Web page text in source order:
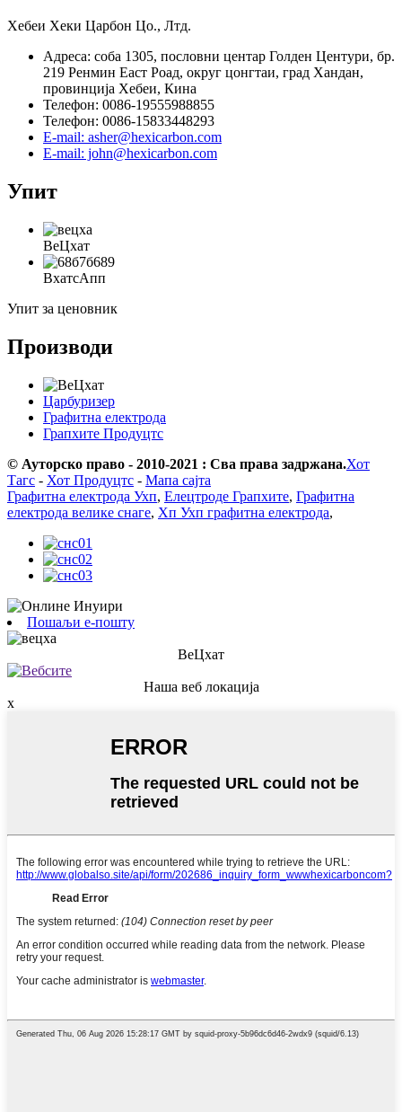
Хебеи Хеки Царбон Цо., Лтд.
Адреса: соба 1305, пословни центар Голден Центури, бр.
219 Ренмин Еаст Роад, округ цонгтаи, град Хандан,
провинција Хебеи, Кина
Телефон: 0086-19555988855
Телефон: 0086-15833448293
E-mail: asher@hexicarbon.com
E-mail: john@hexicarbon.com
Упит
ВеЦхат
ВхатсАпп
Упит за ценовник
Производи
Царбуризер
Графитна електрода
Грапхите Продуцтс
© Ауторско право - 2010-2021 : Сва права задржана.Хот
Тагс - Хот Продуцтс - Мапа сајта
Графитна електрода Ухп, Елецтроде Грапхите, Графитна
електрода велике снаге, Хп Ухп графитна електрода,
Пошаљи е-пошту
ВеЦхат
Наша веб локација
x